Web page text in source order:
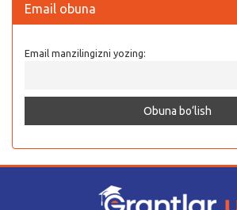
Email obuna
Email manzilingizni yozing: